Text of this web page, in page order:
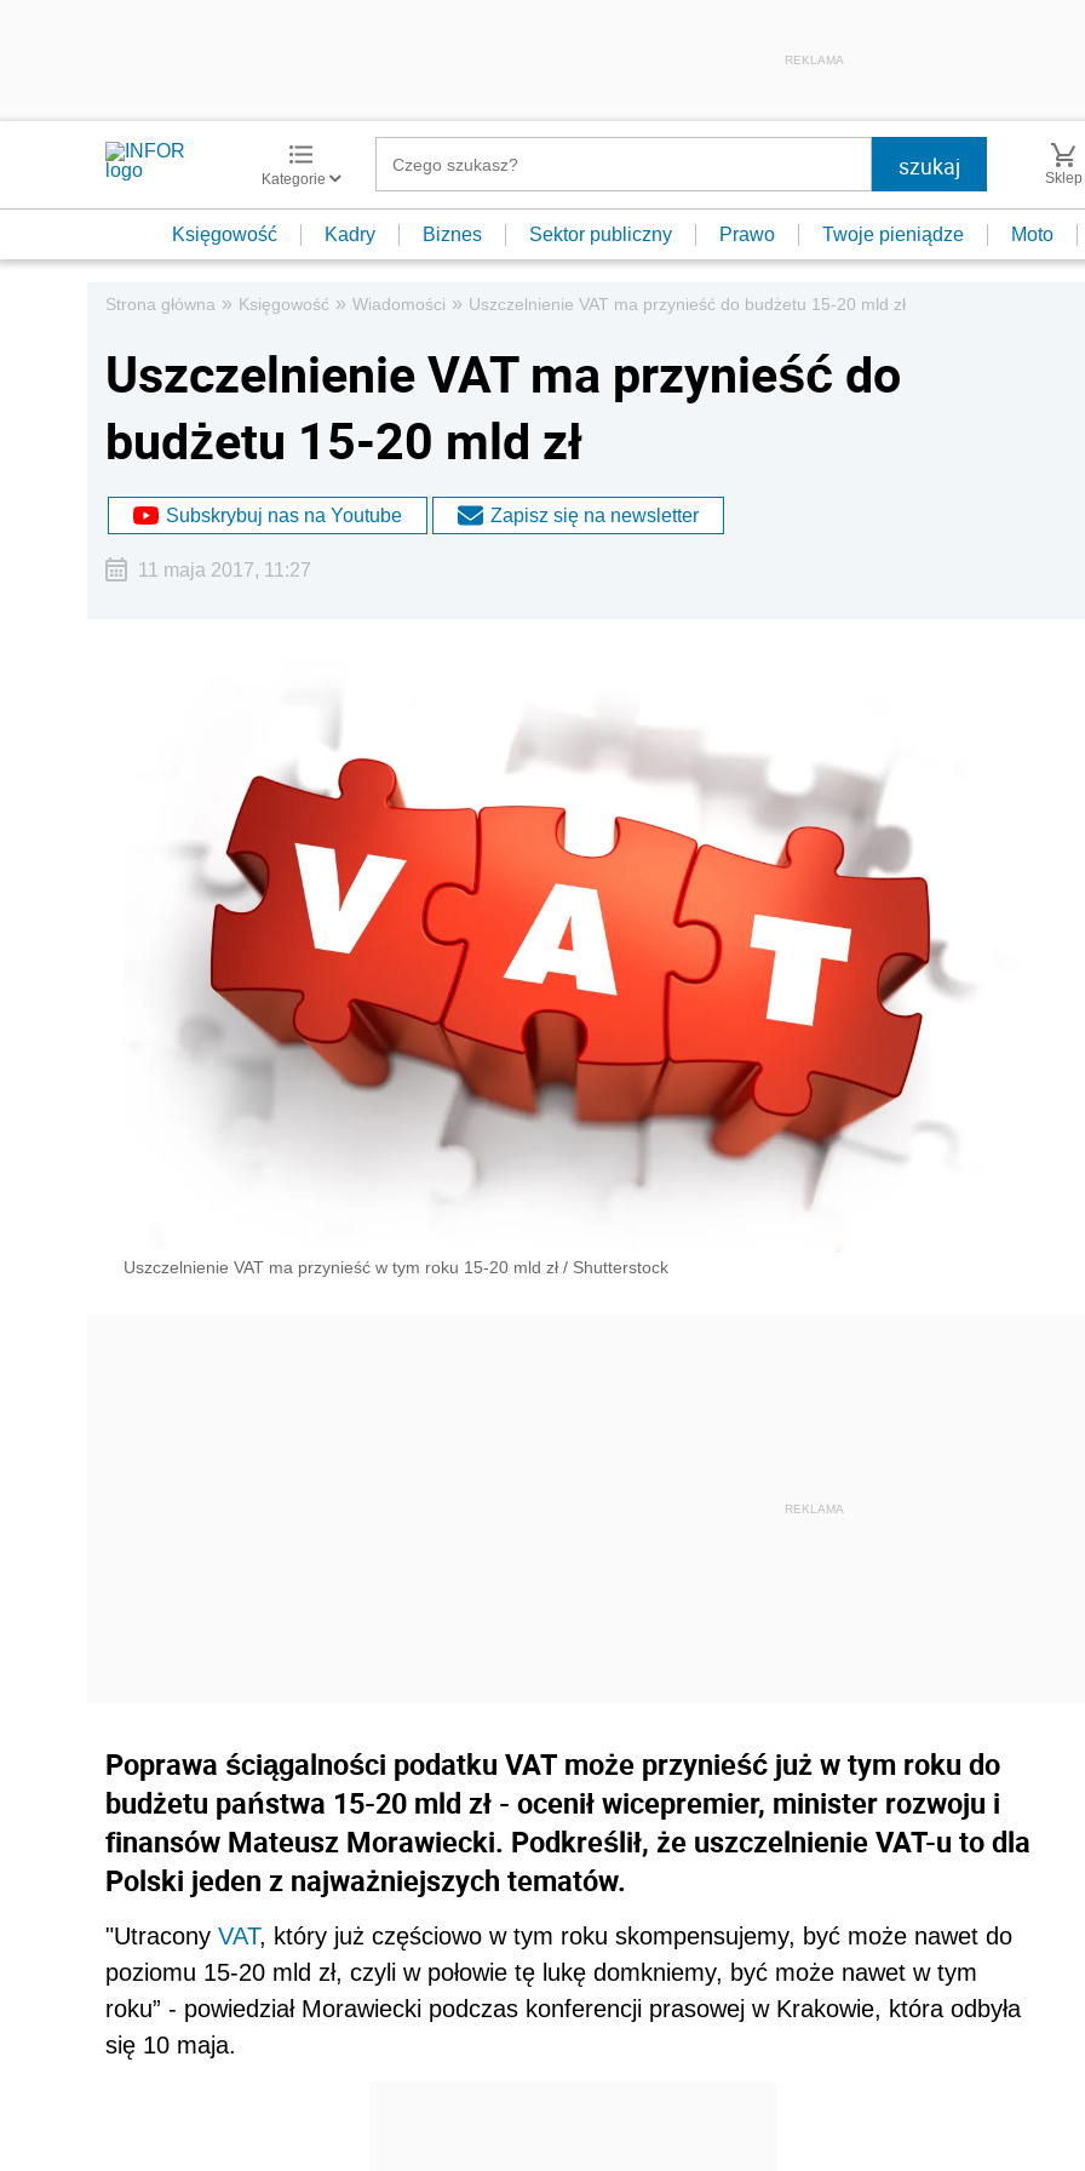
REKLAMA
Kategorie Sklep
Księgowość Kadry Biznes Sektor publiczny Prawo Twoje pieniądze Moto
Strona główna » Księgowość » Wiadomości » Uszczelnienie VAT ma przynieść do budżetu 15-20 mld zł
Uszczelnienie VAT ma przynieść do
budżetu 15-20 mld zł
Subskrybuj nas na Youtube Zapisz się na newsletter
11 maja 2017, 11:27
Uszczelnienie VAT ma przynieść w tym roku 15-20 mld zł / Shutterstock
Poprawa ściągalności podatku VAT może przynieść już w tym roku do
budżetu państwa 15-20 mld zł - ocenił wicepremier, minister rozwoju i
finansów Mateusz Morawiecki. Podkreślił, że uszczelnienie VAT-u to dla
Polski jeden z najważniejszych tematów.
"Utracony VAT, który już częściowo w tym roku skompensujemy, być może nawet do
poziomu 15-20 mld zł, czyli w połowie tę lukę domkniemy, być może nawet w tym
roku” - powiedział Morawiecki podczas konferencji prasowej w Krakowie, która odbyła
się 10 maja.